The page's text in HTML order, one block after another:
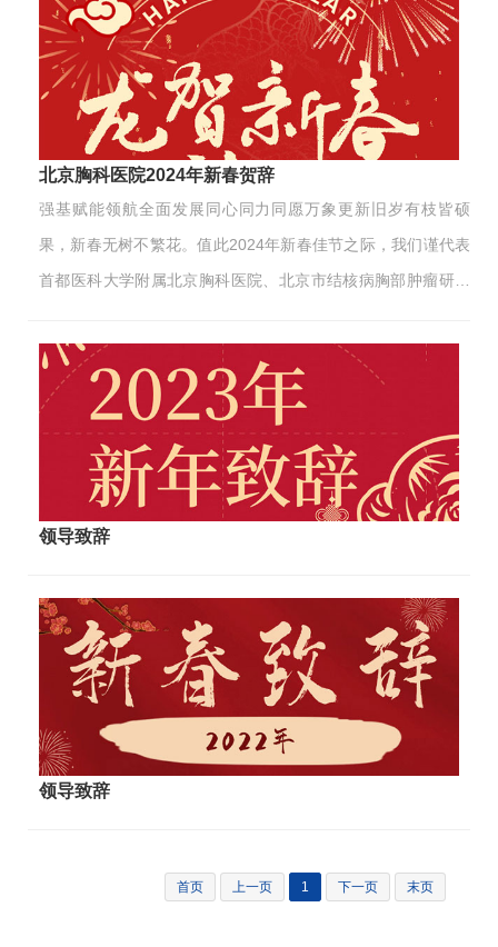
周年，是实现“十四五”规划目标任务的关键一年，我们昂首迈入
了一个以全面深化改革为澎湃引擎，激情绘就中国式现代化辉
煌篇章的全新纪元。全体胸科人，心中铭记习近平总书记的深
情厚望，将热血青春化作绚烂画卷，以无畏奋斗为笔，饱蘸关
爱生命之墨，在新时代的健康篇章中留下浓墨重彩的一笔。这
一年，党建引领把纲定向，我们胸科人初心如磐。党委完善决
策…
北京胸科医院2024年新春贺辞
强基赋能领航全面发展同心同力同愿万象更新旧岁有枝皆硕
果，新春无树不繁花。值此2024年新春佳节之际，我们谨代表
首都医科大学附属北京胸科医院、北京市结核病胸部肿瘤研究
信任与支持的广大患者朋友们，向长期以来关心支持北京胸科
医院发展的社会各界致以最诚挚的感谢和最衷心的新年祝福！
鞭炮迎新春 龙年喜气足回首2023年，秉承初心使命，坚持党的
领导，我们胸科人砥砺奋进。2023年是全面贯彻党的二十大精
神的开局之年，也是实施“十四五”规划的关键之年，我们凝心聚
力，深入开展主题教育，学思想、强党性、重实践、建新功；
理模…
领导致辞
领导致辞
首页 上一页 1 下一页 末页